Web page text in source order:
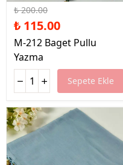
₺ 200.00
₺ 115.00
M-212 Baget Pullu
Yazma
Sepete Ekle